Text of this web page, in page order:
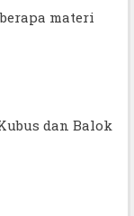
materi
dan Balok